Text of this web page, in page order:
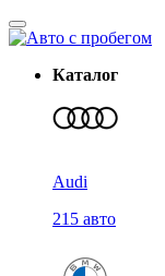
Каталог
Audi
215 авто